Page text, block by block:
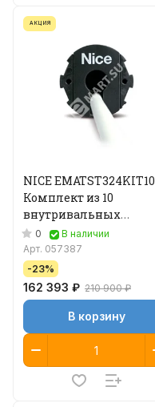
АКЦИЯ
NICE EMATST324KIT10
Комплект из 10
внутривальных
приводов
0
В наличии
Арт. 057387
-23%
162 393 ₽ 210 900 ₽
В корзину